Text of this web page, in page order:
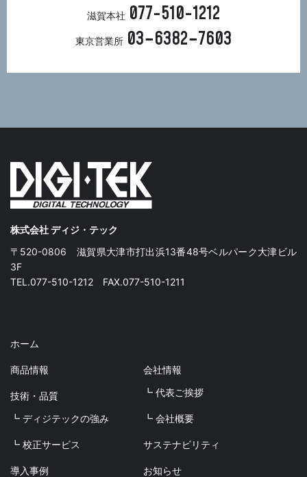
滋賀本社 077-510-1212
東京営業所 03−6382−7603
株式会社 ディジ・テック
〒520-0806 滋賀県大津市打出浜13番48号ベルパーク大津ビル
3F
TEL.077-510-1212 FAX.077-510-1211
ホーム
商品情報
技術・品質
┗ ディジテックの強み
┗ 校正サービス
導入事例
会社情報
┗ 代表ご挨拶
┗ 会社概要
サステナビリティ
お知らせ